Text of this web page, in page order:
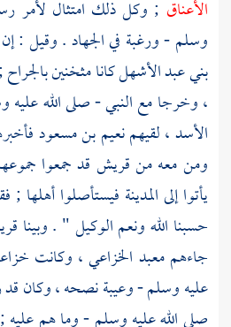
الأعناق ; وكل ذلك امتثال لأمر
وسلم - ورغبة في الجهاد . وقيل :
بني عبد الأشهلكانا مثخنين
، وخرجا مع النبي - صلى الله
الأسد، لقيهمنعيم بن مسعود
ومن معه منقريش قد جمعوا
يأتوا إلىالمدينة فيستأصلوا أهلها ;
حسبنا الله ونعم الوكيل " . وبينا
جاءهممعبد الخزاعي، وكانت
عليه وسلم - وعيبة نصحه ، وكان
صلى الله عليه وسلم - وما هم عليه